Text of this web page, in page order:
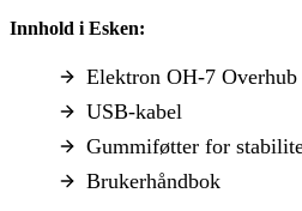
Innhold i Esken:
Elektron OH-7 Overhub
USB-kabel
Gummiføtter for
Brukerhåndbok